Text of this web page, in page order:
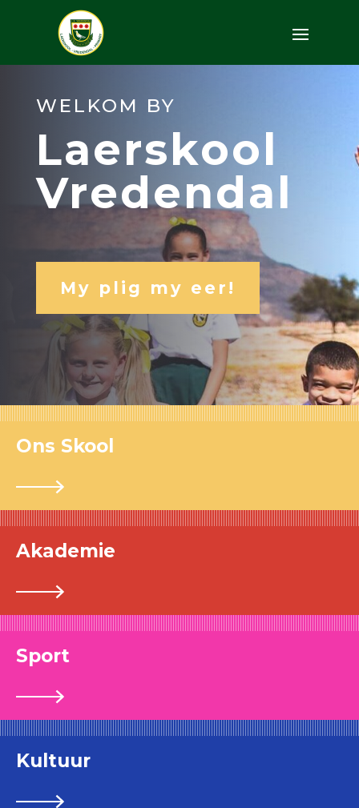
WELKOM BY
Laerskool
Vredendal
My plig my eer!
Ons Skool
Akademie
Sport
Kultuur